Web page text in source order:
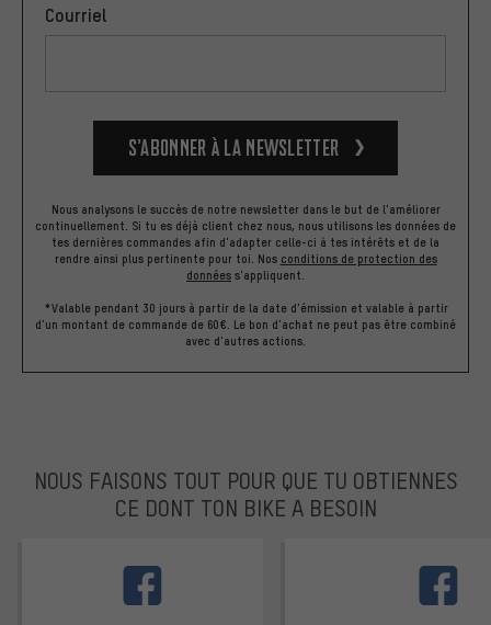
Courriel
S’abonner à la newsletter
Nous analysons le succès de notre newsletter dans le but de l'améliorer
continuellement. Si tu es déjà client chez nous, nous utilisons les données de
tes dernières commandes afin d'adapter celle-ci à tes intérêts et de la
rendre ainsi plus pertinente pour toi. Nos conditions de protection des
données s'appliquent.
*Valable pendant 30 jours à partir de la date d'émission et valable à partir
d'un montant de commande de 60€. Le bon d'achat ne peut pas être combiné
avec d'autres actions.
NOUS FAISONS TOUT POUR QUE TU OBTIENNES
CE DONT TON BIKE A BESOIN